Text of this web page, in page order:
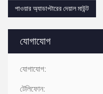
যোগাযোগ
যোগাযোগ:
টেলিফোন:
পাওয়ার অ্যাডাপ্টারের দেয়াল মাউন্ট